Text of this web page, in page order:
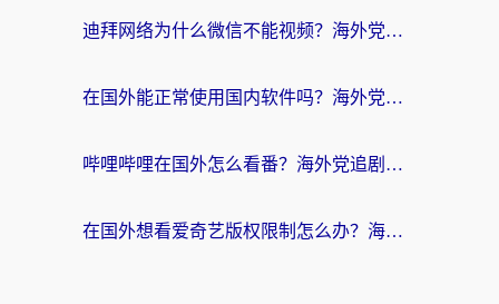
迪拜网络为什么微信不能视频？海外党必看的回国加速全攻略
在国外能正常使用国内软件吗？海外党亲测有效的无缝访问指南
哔哩哔哩在国外怎么看番？海外党追剧看片的终极解决方案
在国外想看爱奇艺版权限制怎么办？海外华人必看的追剧自由指南